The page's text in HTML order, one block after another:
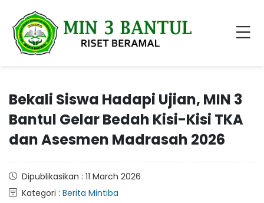
Bekali Siswa Hadapi Ujian, MIN 3
Bantul Gelar Bedah Kisi-Kisi TKA
dan Asesmen Madrasah 2026
Dipublikasikan : 11 March 2026
Kategori : Berita Mintiba